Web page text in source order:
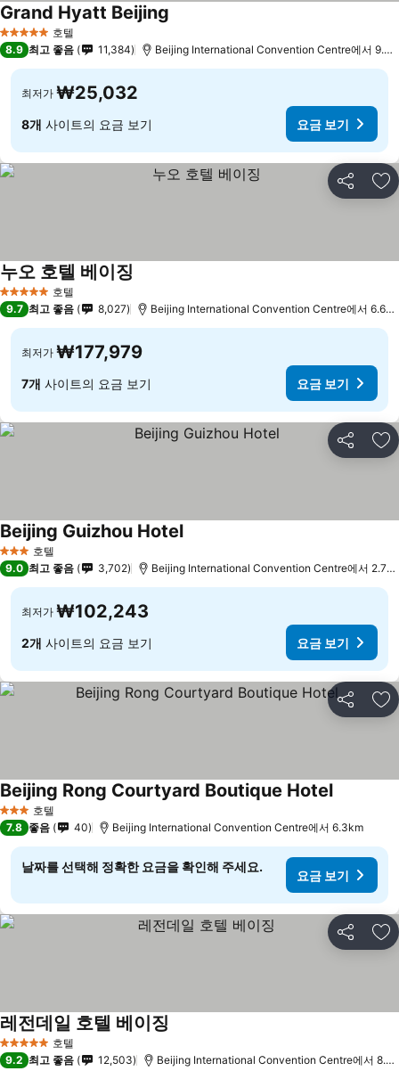
5 성급 호텔
Grand Hyatt Beijing
8.9 최고 좋음 11,384 Beijing International Convention Centre에서
최저가 ₩25,032
8개 사이트의 요금 보기 요금 보기
공유 즐
5 성급 호텔
누오 호텔 베이징
9.7 최고 좋음 8,027 Beijing International Convention Centre에서
최저가 ₩177,979
7개 사이트의 요금 보기 요금 보기
공유 즐
3 성급 호텔
Beijing Guizhou Hotel요금 보기
9.0 최고 좋음 3,702 Beijing International Convention Centre에서
최저가 ₩102,243
2개 사이트의 요금 보기 요금 보기
공유 즐
3 성급 호텔
Beijing Rong Courtyard Boutique Hotel요금 보기
7.8 좋음 40 Beijing International Convention Centre에서 6.3km
날짜를 선택해 정확한 요금을 확인해 주세요.
요금 보기
공유 즐
5 성급 호텔
레전데일 호텔 베이징
9.2 최고 좋음 12,503 Beijing International Convention Centre에서